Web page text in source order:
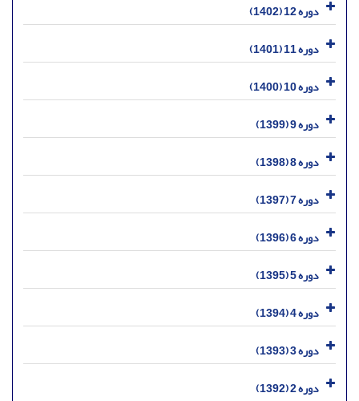
دوره 12 (1402)
دوره 11 (1401)
دوره 10 (1400)
دوره 9 (1399)
دوره 8 (1398)
دوره 7 (1397)
دوره 6 (1396)
دوره 5 (1395)
دوره 4 (1394)
دوره 3 (1393)
دوره 2 (1392)